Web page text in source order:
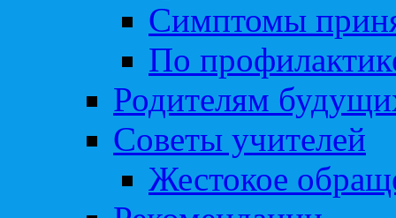
Симптомы
По
Родителям
Советы учителей
Жестокое